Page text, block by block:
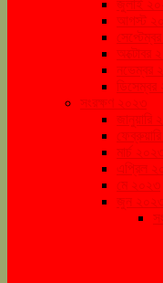
জুলাই
আগস্ট
অক্টোবর
নভেম্বর
ডিসেম্বর
সংরক্ষণ ২০২৩
জানুয়ারি
মার্চ
এপ্রিল
মে ২০২৩
জুন